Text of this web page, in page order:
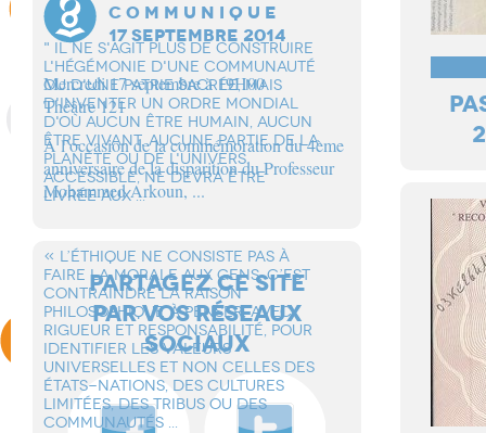
" IL NE S'AGIT PLUS DE CONSTRUIRE
L'HÉGÉMONIE D'UNE COMMUNAUTÉ
OU D'UNE PATRIE SACRÉE, MAIS
D'INVENTER UN ORDRE MONDIAL
D'OÙ AUCUN ÊTRE HUMAIN, AUCUN
ÊTRE VIVANT, AUCUNE PARTIE DE LA
PLANÈTE OU DE L'UNIVERS
ACCESSIBLE, NE DEVRA ÊTRE
LIVRÉE AUX ...
« L’éTHIQUE NE CONSISTE PAS à
FAIRE LA MORALE AUX GENS. C’EST
CONTRAINDRE LA RAISON
PHILOSOPHIQUE à PENSER, AVEC
RIGUEUR ET RESPONSABILITé, POUR
IDENTIFIER LES VALEURS
UNIVERSELLES ET NON CELLES DES
éTATS-NATIONS, DES CULTURES
LIMITéES, DES TRIBUS OU DES
COMMUNAUTéS ...
C O M M U N I Q U E
17 SEPTEMBRE 2014
Mercredi 17 septembre à 19H00
Théâtre 121
À l’occasion de la commémoration du 4ème
anniversaire de la disparition du Professeur
Mohammed Arkoun, ...
PARTAGEZ CE SITE
PAR VOS RÉSEAUX
SOCIAUX